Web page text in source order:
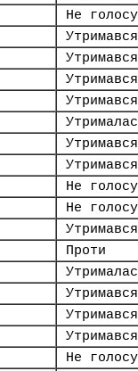
Не
Утримався
Утримався
Утримався
Утримався
Утримався
Утримався
Не
Не
Утримався
Проти
Утримався
Утримався
Утримався
Не